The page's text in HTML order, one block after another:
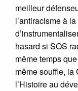
meilleur
l’antiracisme à
hasard si SOS
même temps
même souffle, la
l’Histoire au